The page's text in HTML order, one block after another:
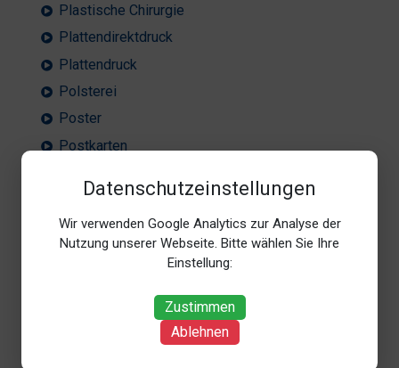
Datenschutzeinstellungen
Wir verwenden Google Analytics zur Analyse der
Nutzung unserer Webseite. Bitte wählen Sie Ihre
Einstellung:
Zustimmen
Ablehnen
Plastische Chirurgie
Plattendirektdruck
Plattendruck
Polsterei
Poster
Postkarten
Proofs
Psychiater